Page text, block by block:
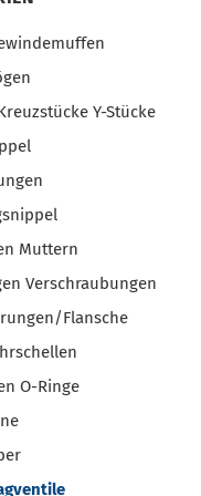
Bodenabläufe
anzeigen
Y-Stücke
Muttern
Verschraubungen
Flansche
O-Ringe